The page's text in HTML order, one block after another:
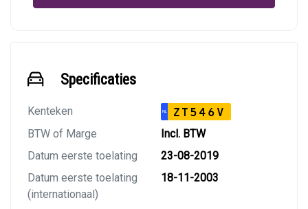
Specificaties
Kenteken NL ZT546V
BTW of Marge
Incl. BTW
Datum eerste toelating
23-08-2019
Datum eerste toelating
(internationaal)
18-11-2003